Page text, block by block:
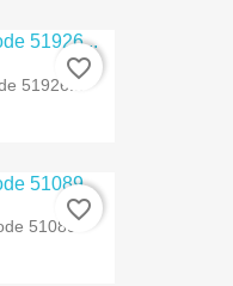
51926...
favorite_border
51089
favorite_border